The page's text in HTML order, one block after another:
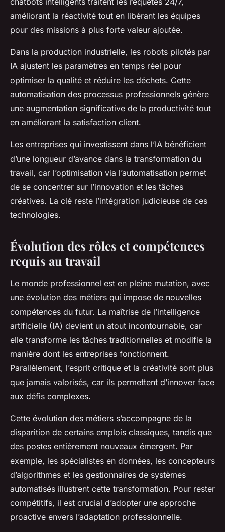
améliorant la réactivité tout en libérant les équipes
pour des missions à plus forte valeur ajoutée.
Dans la production industrielle, les robots pilotés par
IA ajustent les paramètres en temps réel pour
optimiser la qualité et réduire les déchets. Cette
automatisation des processus professionnels génère
une augmentation significative de la productivité tout
en améliorant la satisfaction client.
Les entreprises qui investissent dans l’IA bénéficient
d’une longueur d’avance dans la transformation du
travail, car l’optimisation via l’automatisation permet
de se concentrer sur l’innovation et les tâches
créatives. La clé reste l’intégration judicieuse de ces
technologies.
Évolution des rôles et compétences
requis au travail
Le monde professionnel est en pleine mutation, avec
une évolution des métiers qui impose de nouvelles
compétences du futur. La maîtrise de l’intelligence
artificielle (IA) devient un atout incontournable, car
elle transforme les tâches traditionnelles et modifie la
manière dont les entreprises fonctionnent.
Parallèlement, l’esprit critique et la créativité sont plus
que jamais valorisés, car ils permettent d’innover face
aux défis complexes.
Cette évolution des métiers s’accompagne de la
disparition de certains emplois classiques, tandis que
des postes entièrement nouveaux émergent. Par
exemple, les spécialistes en données, les concepteurs
d’algorithmes et les gestionnaires de systèmes
automatisés illustrent cette transformation. Pour rester
compétitifs, il est crucial d’adopter une approche
proactive envers l’adaptation professionnelle.